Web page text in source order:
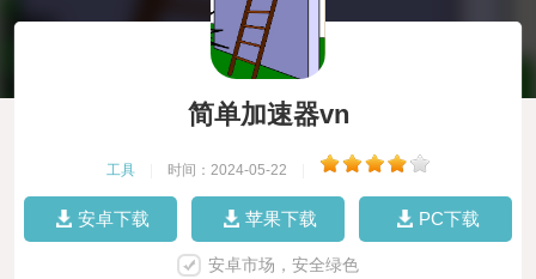
简单加速器vn
工具 时间：2024-05-22
安卓下载 苹果下载 PC下载
安卓市场，安全绿色